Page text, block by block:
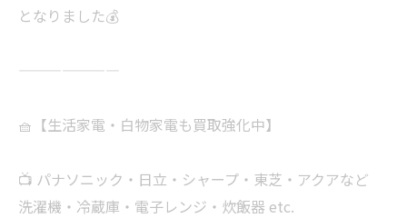
となりました💰
———————
🧺【生活家電・白物家電も買取強化中】
📺 パナソニック・日立・シャープ・東芝・アクアなど
洗濯機・冷蔵庫・電子レンジ・炊飯器 etc.